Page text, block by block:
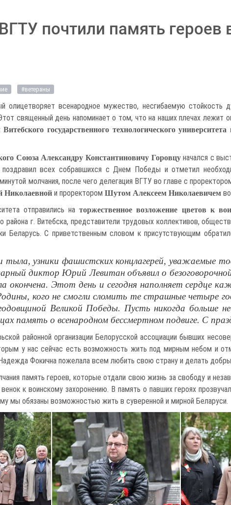
почтили память
#ветераны
всенародное мужество, несгибаемую стойкость
священный день напоминает о том, что на наших плечах лежит
Витебского государственного технологического
Союза Александру Константиновичу Горовцуначался с
всех собравшихся с Днем Победы и отметил
молчания, после чего делегация ВГТУ во главе с
и проректоромШутом Алексеем Николаевичем
отправились наторжественное возложение цветов к
района г. Витебска, представители трудовых коллективов,
Беларусь. С приветственным словом к присутствующим
узники фашистских концлагерей, уважаемые
диктор Юрий Левитан объявил о
окончена. Этот день и сегодня наполняет сердце
кого не смогли сломить те страшные четыре
годовщиной Великой Победы. Пусть никогда
память о всенародном бессмертном подвиге. С
районной организации Белорусской ассоциации бывших
у нас сейчас есть возможность жить под мирным небом и
Фокична пожелала всем любить свою страну и делать
память героев, которые отдали свою жизнь за свободу и
к воинскому захоронению. В память о павших героях
мы обязаны возможностью жить в суверенной и мирной Беларуси.